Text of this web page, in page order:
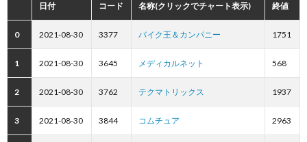
日付 コード 名称(クリックでチャート表示) 終値
0 2021-08-30 3377 バイク王＆カンパニー 1751
1 2021-08-30 3645 メディカルネット 568
2 2021-08-30 3762 テクマトリックス 1937
3 2021-08-30 3844 コムチュア 2963